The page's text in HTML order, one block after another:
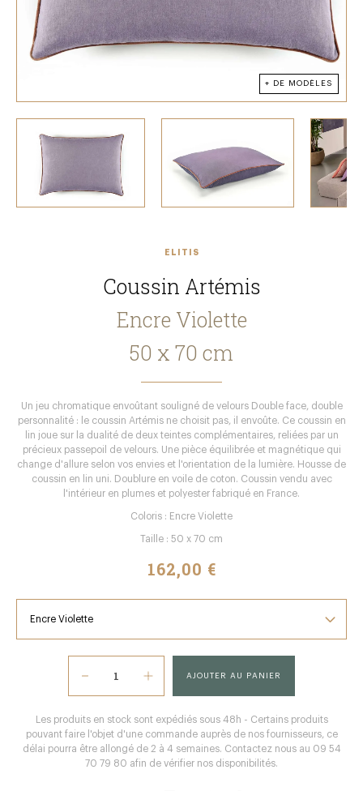
+ DE MODÈLES
ELITIS
Coussin Artémis
Encre Violette
50 x 70 cm
Un jeu chromatique envoûtant souligné de velours Double face, double
personnalité : le coussin Artémis ne choisit pas, il envoûte. Ce coussin en
lin joue sur la dualité de deux teintes complémentaires, reliées par un
précieux passepoil de velours. Une pièce équilibrée et magnétique qui
change d'allure selon vos envies et l'orientation de la lumière. Housse de
coussin en lin uni. Doublure en voile de coton. Coussin vendu avec
l'intérieur en plumes et polyester fabriqué en France.
Coloris : Encre Violette
Taille : 50 x 70 cm
162,00 €
AJOUTER AU PANIER
Les produits en stock sont expédiés sous 48h - Certains produits
pouvant faire l'objet d'une commande auprès de nos fournisseurs, ce
délai pourra être allongé de 2 à 4 semaines. Contactez nous au 09 54
70 79 80 afin de vérifier nos disponibilités.